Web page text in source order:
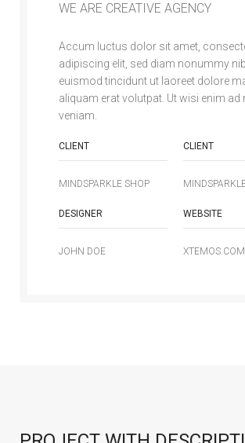
WE ARE CREATIVE AGENCY
Accum luctus dolor sit amet,
adipiscing elit, sed diam nonummy
euismod tincidunt ut laoreet dolore
aliquam erat volutpat. Ut wisi enim ad
veniam.
CLIENT
MINDSPARKLE SHOP
CLIENT
DESIGNER
JOHN DOE
WEBSITE